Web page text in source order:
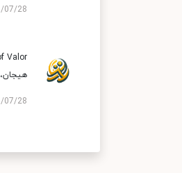
07/28
هیجان،
07/28